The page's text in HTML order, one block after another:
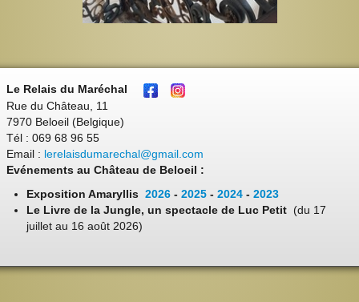
Le Relais du Maréchal
Rue du Château, 11
7970 Beloeil (Belgique)
Tél : 069 68 96 55
Email : lerelaisdumarechal@gmail.com
Evénements au Château de Beloeil :
Exposition Amaryllis 2026 - 2025 - 2024 - 2023
Le Livre de la Jungle, un spectacle de Luc Petit (du 17
juillet au 16 août 2026)